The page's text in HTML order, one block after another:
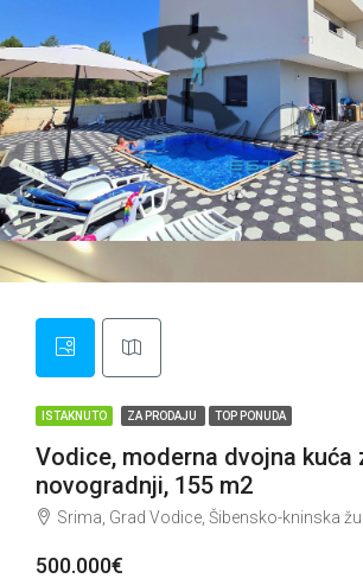
ISTAKNUTO ZA PRODAJU TOP PONUDA
Vodice, moderna dvojna kuća
novogradnji, 155 m2
Srima, Grad Vodice, Šibensko-kninska
500.000€